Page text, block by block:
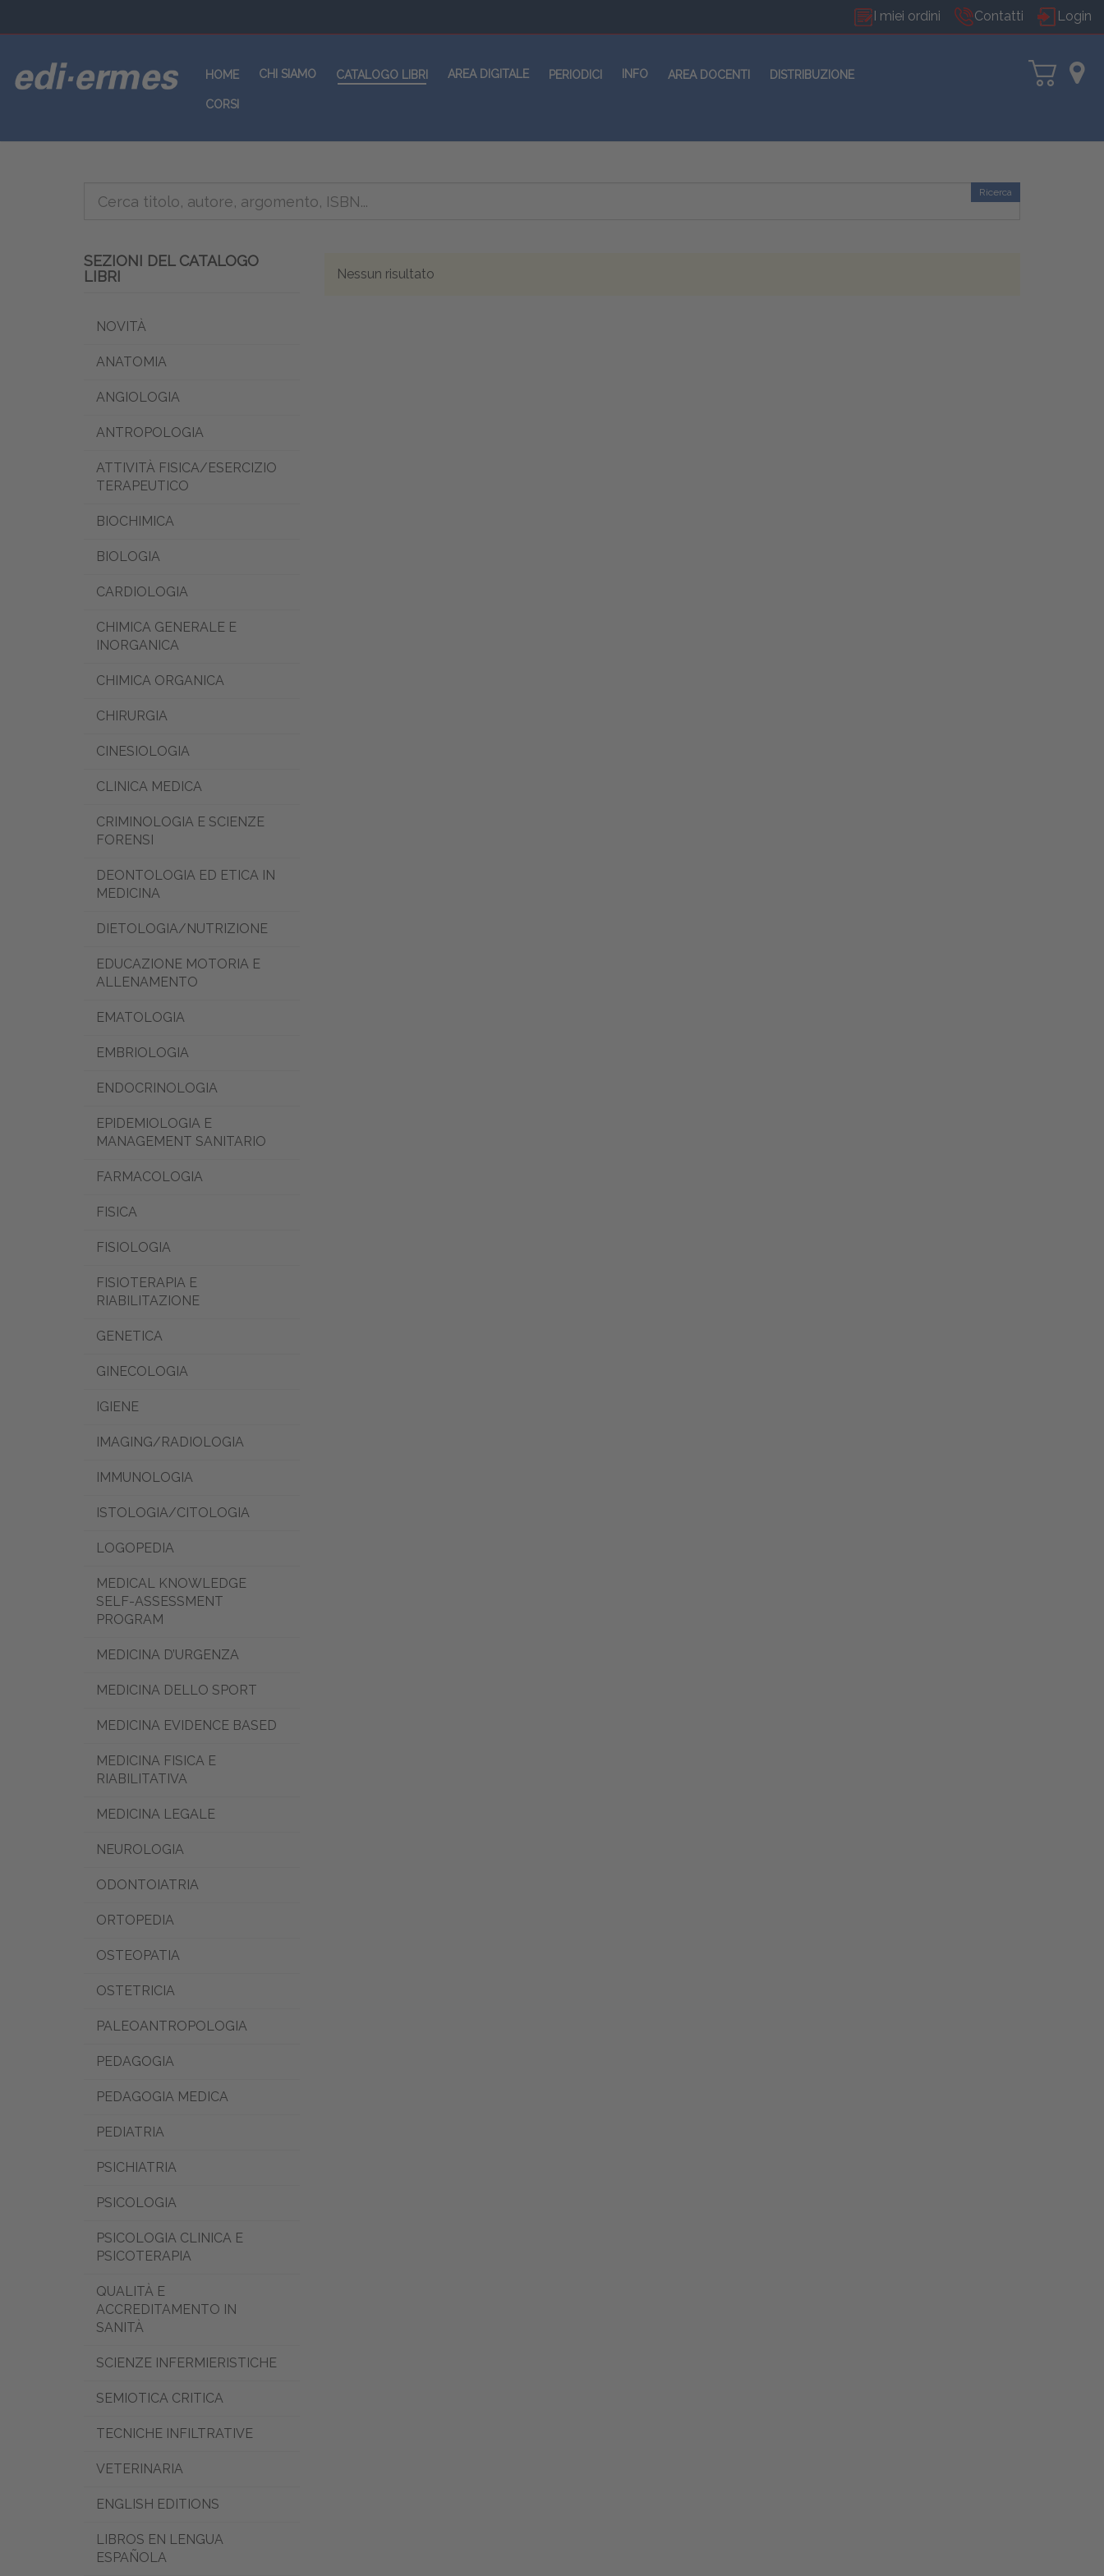
I miei ordini Contatti Login
HOME CHI SIAMO CATALOGO LIBRI AREA DIGITALE PERIODICI INFO AREA DOCENTI DISTRIBUZIONE
CORSI
Ricerca
Nessun risultato
SEZIONI DEL CATALOGO
LIBRI
NOVITÀ
ANATOMIA
ANGIOLOGIA
ANTROPOLOGIA
ATTIVITÀ FISICA/ESERCIZIO
TERAPEUTICO
BIOCHIMICA
BIOLOGIA
CARDIOLOGIA
CHIMICA GENERALE E
INORGANICA
CHIMICA ORGANICA
CHIRURGIA
CINESIOLOGIA
CLINICA MEDICA
CRIMINOLOGIA E SCIENZE
FORENSI
DEONTOLOGIA ED ETICA IN
MEDICINA
DIETOLOGIA/NUTRIZIONE
EDUCAZIONE MOTORIA E
ALLENAMENTO
EMATOLOGIA
EMBRIOLOGIA
ENDOCRINOLOGIA
EPIDEMIOLOGIA E
MANAGEMENT SANITARIO
FARMACOLOGIA
FISICA
FISIOLOGIA
FISIOTERAPIA E
RIABILITAZIONE
GENETICA
GINECOLOGIA
IGIENE
IMAGING/RADIOLOGIA
IMMUNOLOGIA
ISTOLOGIA/CITOLOGIA
LOGOPEDIA
MEDICAL KNOWLEDGE
SELF-ASSESSMENT
PROGRAM
MEDICINA D’URGENZA
MEDICINA DELLO SPORT
MEDICINA EVIDENCE BASED
MEDICINA FISICA E
RIABILITATIVA
MEDICINA LEGALE
NEUROLOGIA
ODONTOIATRIA
ORTOPEDIA
OSTEOPATIA
OSTETRICIA
PALEOANTROPOLOGIA
PEDAGOGIA
PEDAGOGIA MEDICA
PEDIATRIA
PSICHIATRIA
PSICOLOGIA
PSICOLOGIA CLINICA E
PSICOTERAPIA
QUALITÀ E
ACCREDITAMENTO IN
SANITÀ
SCIENZE INFERMIERISTICHE
SEMIOTICA CRITICA
TECNICHE INFILTRATIVE
VETERINARIA
ENGLISH EDITIONS
LIBROS EN LENGUA
ESPAÑOLA